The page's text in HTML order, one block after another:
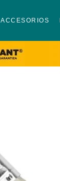
ACCESORIOS